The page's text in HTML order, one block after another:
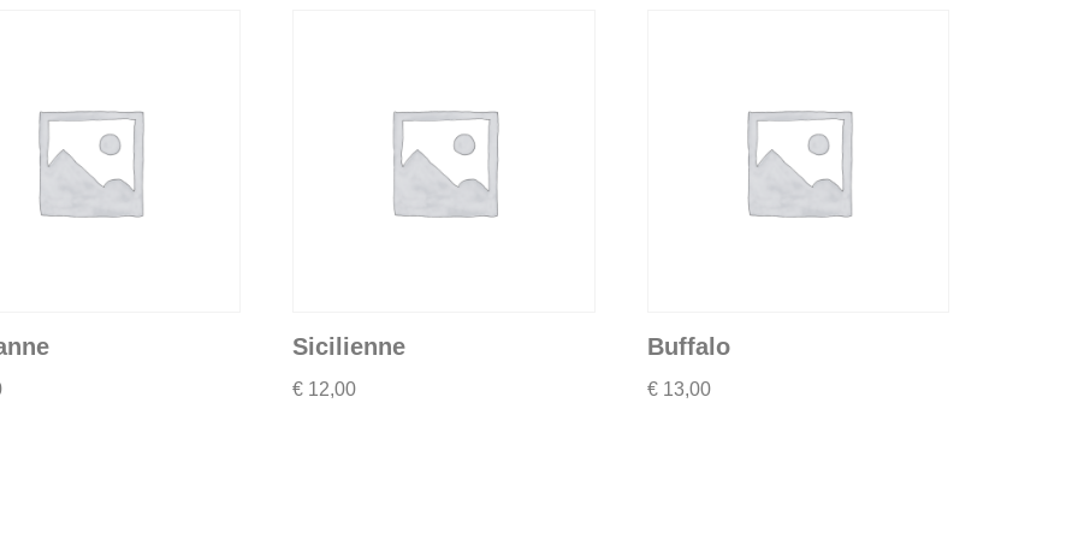
Sicilienne
€ 12,00
Buffalo
€ 13,00